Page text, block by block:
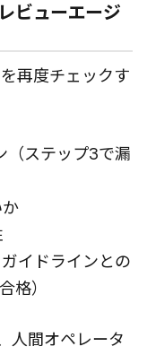
ビューエージ
再度チェックす
（ステップ3で漏
イドラインとの
格）
人間オペレータ